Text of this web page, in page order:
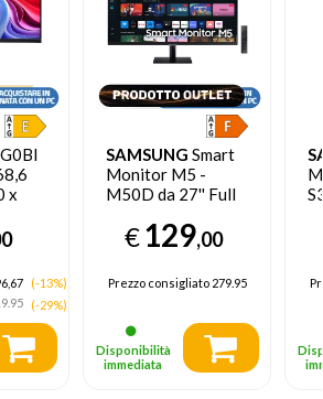
x
(-13%)
(-29%)
SAMSUNG Smart
Monitor M5 -
M50D da 27'' Full
DEMO prodotto
nuovo con imballo
€129,00
Prezzo consigliato279.95
Disponibilità
immediata